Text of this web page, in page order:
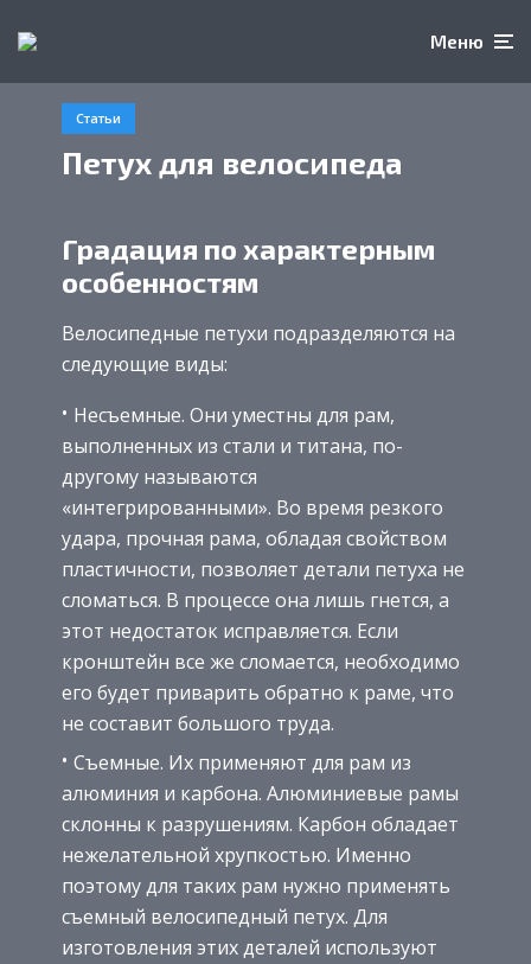
Меню
Статьи
Петух для велосипеда
Градация по характерным
особенностям
Велосипедные петухи подразделяются на
следующие виды:
Несъемные. Они уместны для рам,
выполненных из стали и титана, по-
другому называются
«интегрированными». Во время резкого
удара, прочная рама, обладая свойством
пластичности, позволяет детали петуха не
сломаться. В процессе она лишь гнется, а
этот недостаток исправляется. Если
кронштейн все же сломается, необходимо
его будет приварить обратно к раме, что
не составит большого труда.
Съемные. Их применяют для рам из
алюминия и карбона. Алюминиевые рамы
склонны к разрушениям. Карбон обладает
нежелательной хрупкостью. Именно
поэтому для таких рам нужно применять
съемный велосипедный петух. Для
изготовления этих деталей используют